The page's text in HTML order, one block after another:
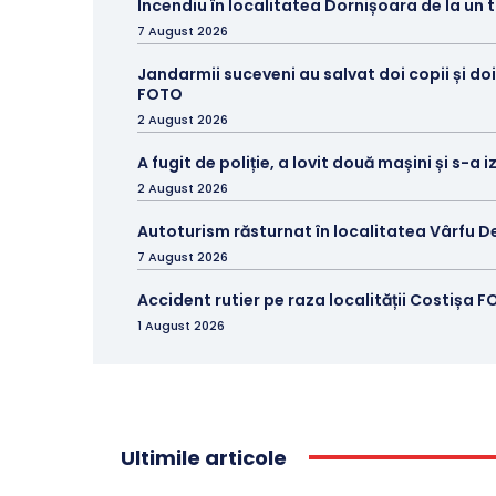
Incendiu în localitatea Dornișoara de la un
7 August 2026
Jandarmii suceveni au salvat doi copii și
FOTO
2 August 2026
A fugit de poliție, a lovit două mașini și s-a
2 August 2026
Autoturism răsturnat în localitatea Vârfu
7 August 2026
Accident rutier pe raza localității Costișa
1 August 2026
Ultimile articole